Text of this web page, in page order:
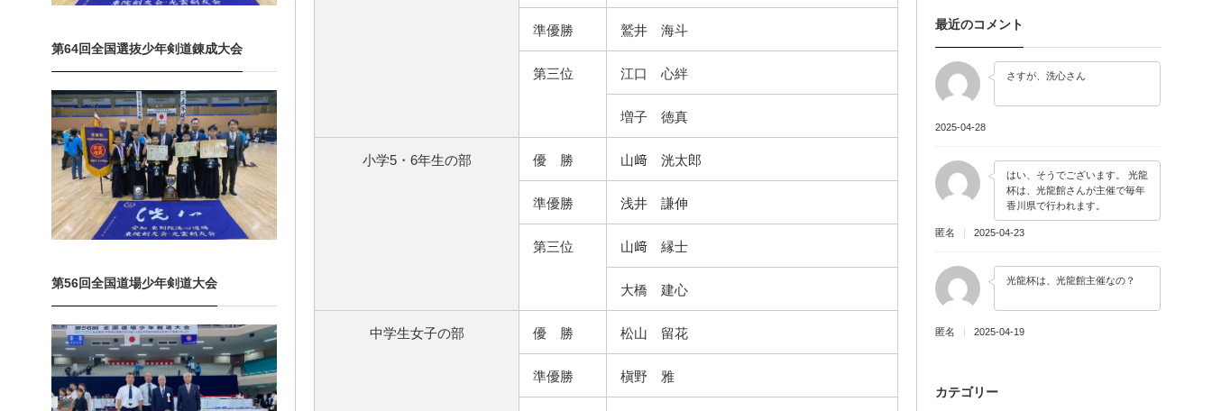
準優勝 鷲井 海斗
第三位 江口 心絆
増子 徳真
小学5・6年生の部 優 勝 山﨑 洸太郎
準優勝 浅井 謙伸
第三位 山﨑 縁士
大橋 建心
中学生女子の部 優 勝 松山 留花
準優勝 槇野 雅
第64回全国選抜少年剣道錬成大会
第56回全国道場少年剣道大会
最近のコメント
さすが、洗心さん
2025-04-28
はい、そうでございます。 光龍
杯は、光龍館さんが主催で毎年
香川県で行われます。
匿名 2025-04-23
光龍杯は、光龍館主催なの？
匿名 2025-04-19
カテゴリー